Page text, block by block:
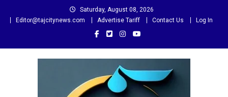
Saturday, August 08, 2026
Editor@tajcitynews.com
Advertise Tariff Contact Us Log In